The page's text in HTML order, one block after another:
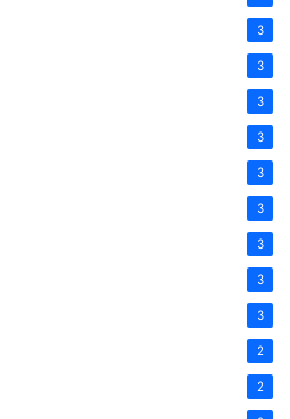
3
3
3
3
3
3
3
3
3
2
2